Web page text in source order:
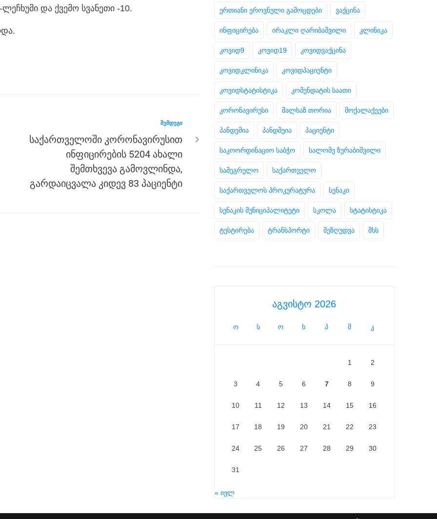
ლეჩხუმი და ქვემო სვანეთი -10.
ᲨᲔᲛᲓᲔᲒᲘ
საქართველოში კორონავირუსით
ინფიცირების 5204 ახალი
შემთხვევა გამოვლინდა,
გარდაიცვალა კიდევ 83 პაციენტი
ერთიანი ეროვნული გამოცდები ვაქცინა
ინფიცირება ირაკლი ღარიბაშვილი კლინიკა
კოვიდ9 კოვიდ19 კოვიდვაქცინა
კოვიდკლინიკა კოვიდპაციენტი
კოვიდსტატისტიკა კომენდატის საათი
კორონავირუსი მალხაზ თორია მოქალაქეები
პანდემია პანდმეია პაციენტი
საკოორდინაციო საბჭო სალომე ზურაბიშვილი
სამეგრელო საქართველო
საქართველოს პროკურატურა სენაკი
სენაკის მუნიციპალიტეტი სკოლა სტატისტიკა
ტესტირება ტრანსპორტი შეზღუდვა შსს
აგვისტო 2026
ო ს ო ხ პ შ კ
1 2
3 4 5 6 7 8 9
10 11 12 13 14 15 16
17 18 19 20 21 22 23
24 25 26 27 28 29 30
31
« ივლ